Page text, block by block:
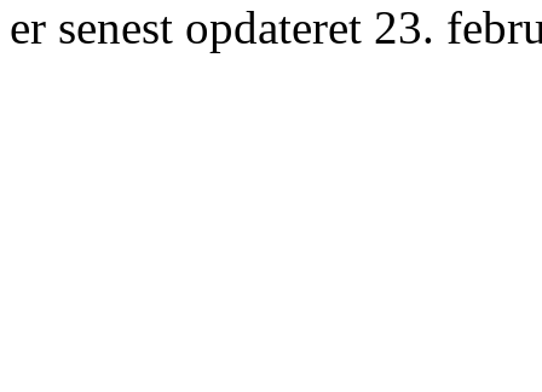
er senest opdateret 23.